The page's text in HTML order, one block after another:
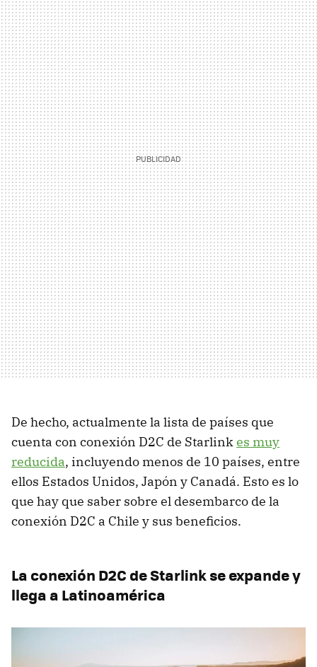
De hecho, actualmente la lista de países que
cuenta con conexión D2C de Starlinkes muy
reducida, incluyendo menos de 10 países, entre
ellos Estados Unidos, Japón y Canadá. Esto es lo
que hay que saber sobre el desembarco de la
conexión D2C a Chile y sus beneficios.
La conexión D2C de Starlink se expande y
llega a Latinoamérica